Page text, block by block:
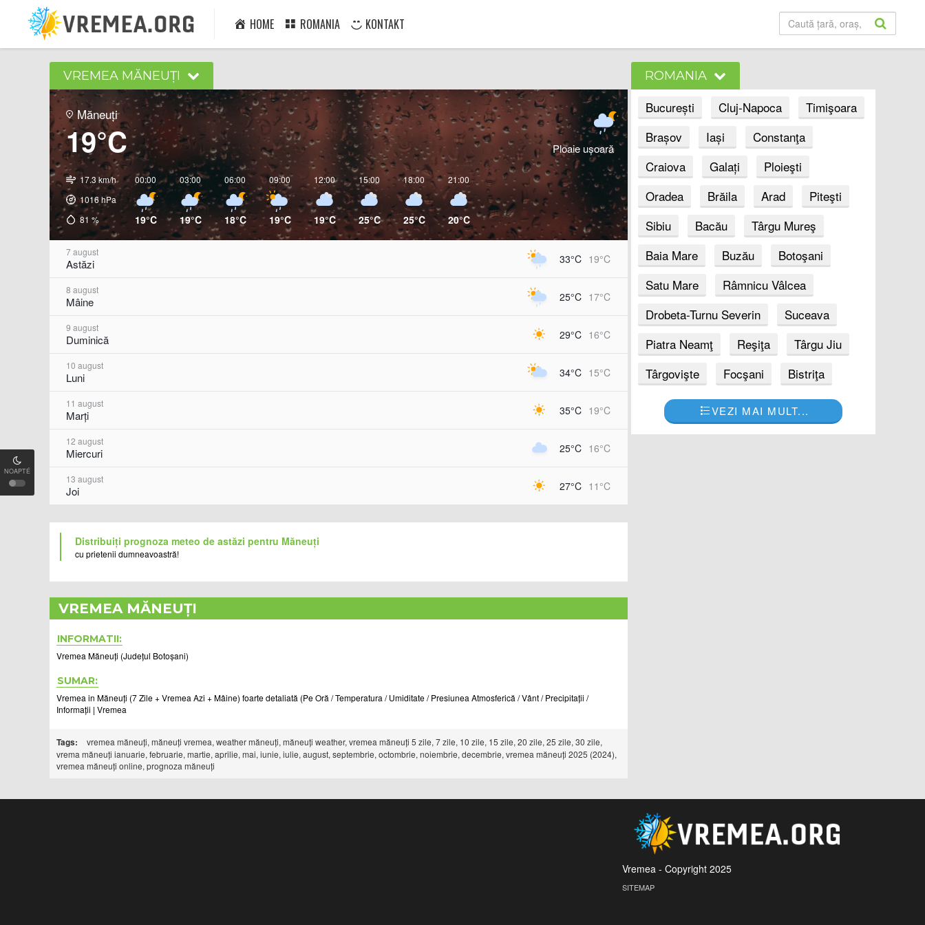
NOAPTÉ
HOME ROMANIA KONTAKT
VREMEA MĂNEUȚI
Măneuți
19°C Ploaie ușoară
17.3 km/h
1016hPa
81 %
00:00
19°C
03:00
19°C
06:00
18°C
09:00
19°C
12:00
19°C
15:00
25°C
18:00
25°C
21:00
20°C
7 august
Astăzi 33°C 19°C
8 august
Mâine 25°C 17°C
9 august
Duminică 29°C 16°C
10 august
Luni 34°C 15°C
11 august
Marți 35°C 19°C
12 august
Miercuri 25°C 16°C
13 august
Joi 27°C 11°C
Distribuiți prognoza meteo de astăzi pentru Măneuți
cu prietenii dumneavoastră!
VREMEA MĂNEUȚI
INFORMATII:
Vremea Măneuți (Județul Botoșani)
SUMAR:
Vremea in Măneuți (7 Zile + Vremea Azi + Mâine) foarte detaliată (Pe Oră / Temperatura / Umiditate / Presiunea Atmosferică / Vânt / Precipitații /
Informații | Vremea
Tags:
vremea măneuți, măneuți vremea, weather măneuți, măneuți weather, vremea măneuți 5 zile, 7 zile, 10 zile, 15 zile, 20 zile, 25 zile, 30 zile,
vrema măneuți ianuarie, februarie, martie, aprilie, mai, iunie, iulie, august, septembrie, octombrie, noiembrie, decembrie, vremea măneuți 2025 (2024),
vremea măneuți online, prognoza măneuți
ROMANIA
București Cluj-Napoca
Timişoara
Brașov
Iași
Constanţa
Craiova
Galați
Ploieşti
Oradea
Brăila Arad
Piteşti
Sibiu
Bacău
Târgu Mureş
Baia Mare
Buzău
Botoşani
Satu Mare
Râmnicu Vâlcea
Drobeta-Turnu Severin
Suceava
Piatra Neamţ
Reşiţa
Târgu Jiu
Târgovişte
Focşani Bistriţa
VEZI MAI MULT...
Vremea - Copyright 2025
SITEMAP